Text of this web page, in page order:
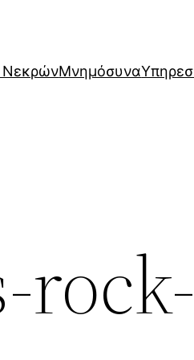
ΝεκρώνΜνημόσυνα